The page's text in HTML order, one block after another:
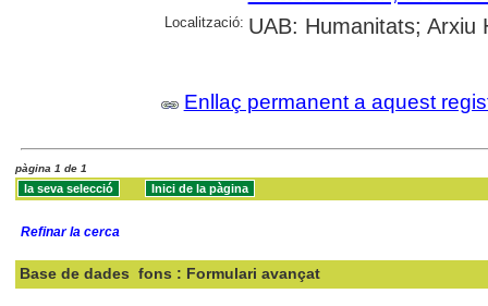
Localització: UAB: Humanitats; Arxiu
Enllaç permanent a aquest
pàgina 1 de 1
Refinar la cerca
Base de dades fons : Formulari avançat